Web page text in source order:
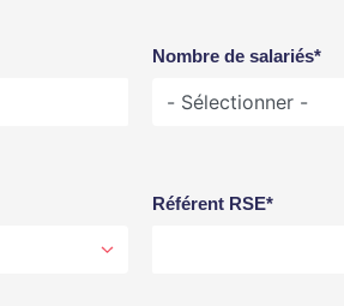
Nombre de salariés*
Référent RSE*